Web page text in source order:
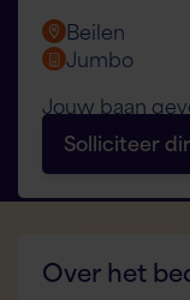
Beilen
Jumbo
Jouw baan
Solliciteer
Over het